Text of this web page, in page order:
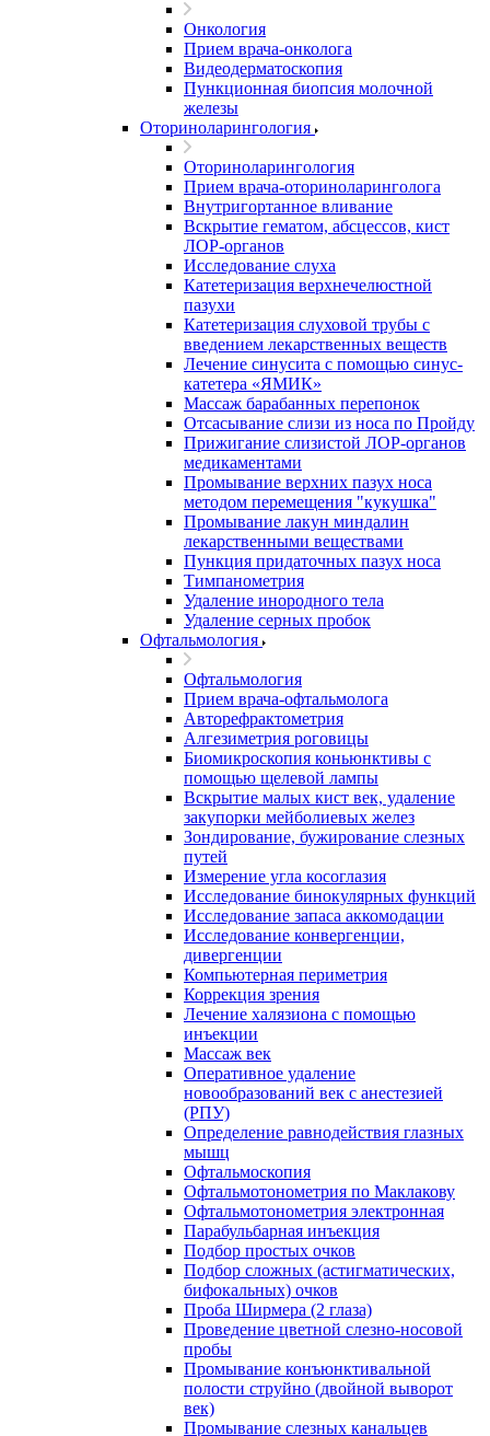
Онкология
Прием врача-онколога
Видеодерматоскопия
Пункционная биопсия молочной
железы
Оториноларингология
Оториноларингология
Прием врача-оториноларинголога
Внутригортанное вливание
Вскрытие гематом, абсцессов, кист
ЛОР-органов
Исследование слуха
Катетеризация верхнечелюстной
пазухи
Катетеризация слуховой трубы с
введением лекарственных веществ
Лечение синусита с помощью синус-
катетера «ЯМИК»
Массаж барабанных перепонок
Отсасывание слизи из носа по Пройду
Прижигание слизистой ЛОР-органов
медикаментами
Промывание верхних пазух носа
методом перемещения "кукушка"
Промывание лакун миндалин
лекарственными веществами
Пункция придаточных пазух носа
Тимпанометрия
Удаление инородного тела
Удаление серных пробок
Офтальмология
Офтальмология
Прием врача-офтальмолога
Авторефрактометрия
Алгезиметрия роговицы
Биомикроскопия коньюнктивы с
помощью щелевой лампы
Вскрытие малых кист век, удаление
закупорки мейболиевых желез
Зондирование, бужирование слезных
путей
Измерение угла косоглазия
Исследование бинокулярных функций
Исследование запаса аккомодации
Исследование конвергенции,
дивергенции
Компьютерная периметрия
Коррекция зрения
Лечение халязиона с помощью
инъекции
Массаж век
Оперативное удаление
новообразований век с анестезией
(РПУ)
Определение равнодействия глазных
мышц
Офтальмоскопия
Офтальмотонометрия по Маклакову
Офтальмотонометрия электронная
Парабульбарная инъекция
Подбор простых очков
Подбор сложных (астигматических,
бифокальных) очков
Проба Ширмера (2 глаза)
Проведение цветной слезно-носовой
пробы
Промывание конъюнктивальной
полости струйно (двойной выворот
век)
Промывание слезных канальцев